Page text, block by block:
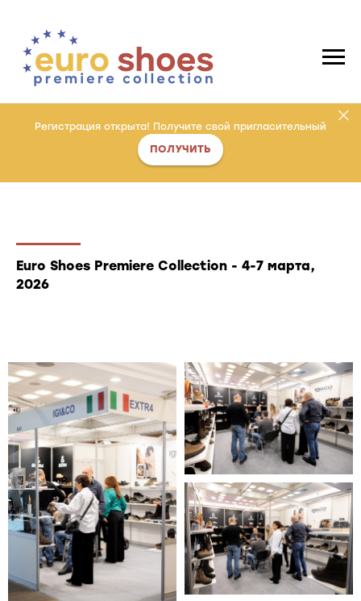
Регистрация открыта! Получите свой пригласительный
ПОЛУЧИТЬ
Euro Shoes Premiere Collection - 4-7 марта,
2026